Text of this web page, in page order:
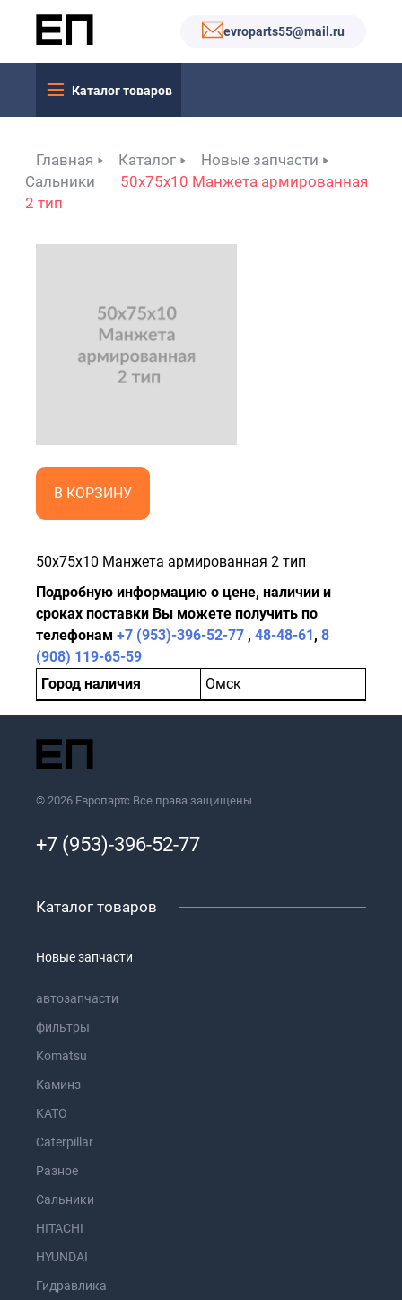
evroparts55@mail.ru
Каталог товаров
Главная Каталог
Новые запчасти
Сальники
50x75x10 Манжета армированная
2 тип
В КОРЗИНУ
50x75x10 Манжета армированная 2 тип
Подробную информацию о цене, наличии и
сроках поставки Вы можете получить по
телефонам +7 (953)-396-52-77 , 48-48-61, 8
(908) 119-65-59
Город наличия
Омск
© 2026 Европартс Все права защищены
+7 (953)-396-52-77
Каталог товаров
Новые запчасти
автозапчасти
фильтры
Komatsu
Каминз
KATO
Caterpillar
Разное
Сальники
HITACHI
HYUNDAI
Гидравлика